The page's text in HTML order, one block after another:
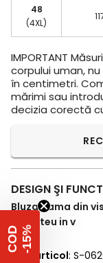
48
(4XL)
IMPORTANT
corpului uman,
în centimetri.
mărimi sau
decizia corectă
DESIGN ŞI
Bluza dama din
decolteu in v
Cod articol: S-
C
O
D
-
1
5 %